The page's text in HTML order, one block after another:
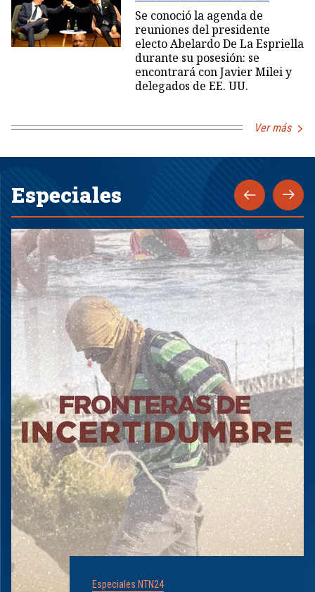
Se conoció la agenda de
reuniones del presidente
electo Abelardo De La Espriella
durante su posesión: se
encontrará con Javier Milei y
delegados de EE. UU.
Ver más
Especiales
Especiales NTN24